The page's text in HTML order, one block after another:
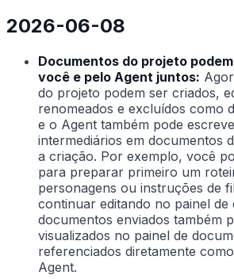
2026-06-08
Documentos do projeto
você e pelo Agent juntos:
do projeto podem ser criados,
renomeados e excluídos como
e o Agent também pode
intermediários em documentos
a criação. Por exemplo, você
para preparar primeiro um
personagens ou instruções de
continuar editando no painel de
documentos enviados também
visualizados no painel de
referenciados diretamente
Agent.